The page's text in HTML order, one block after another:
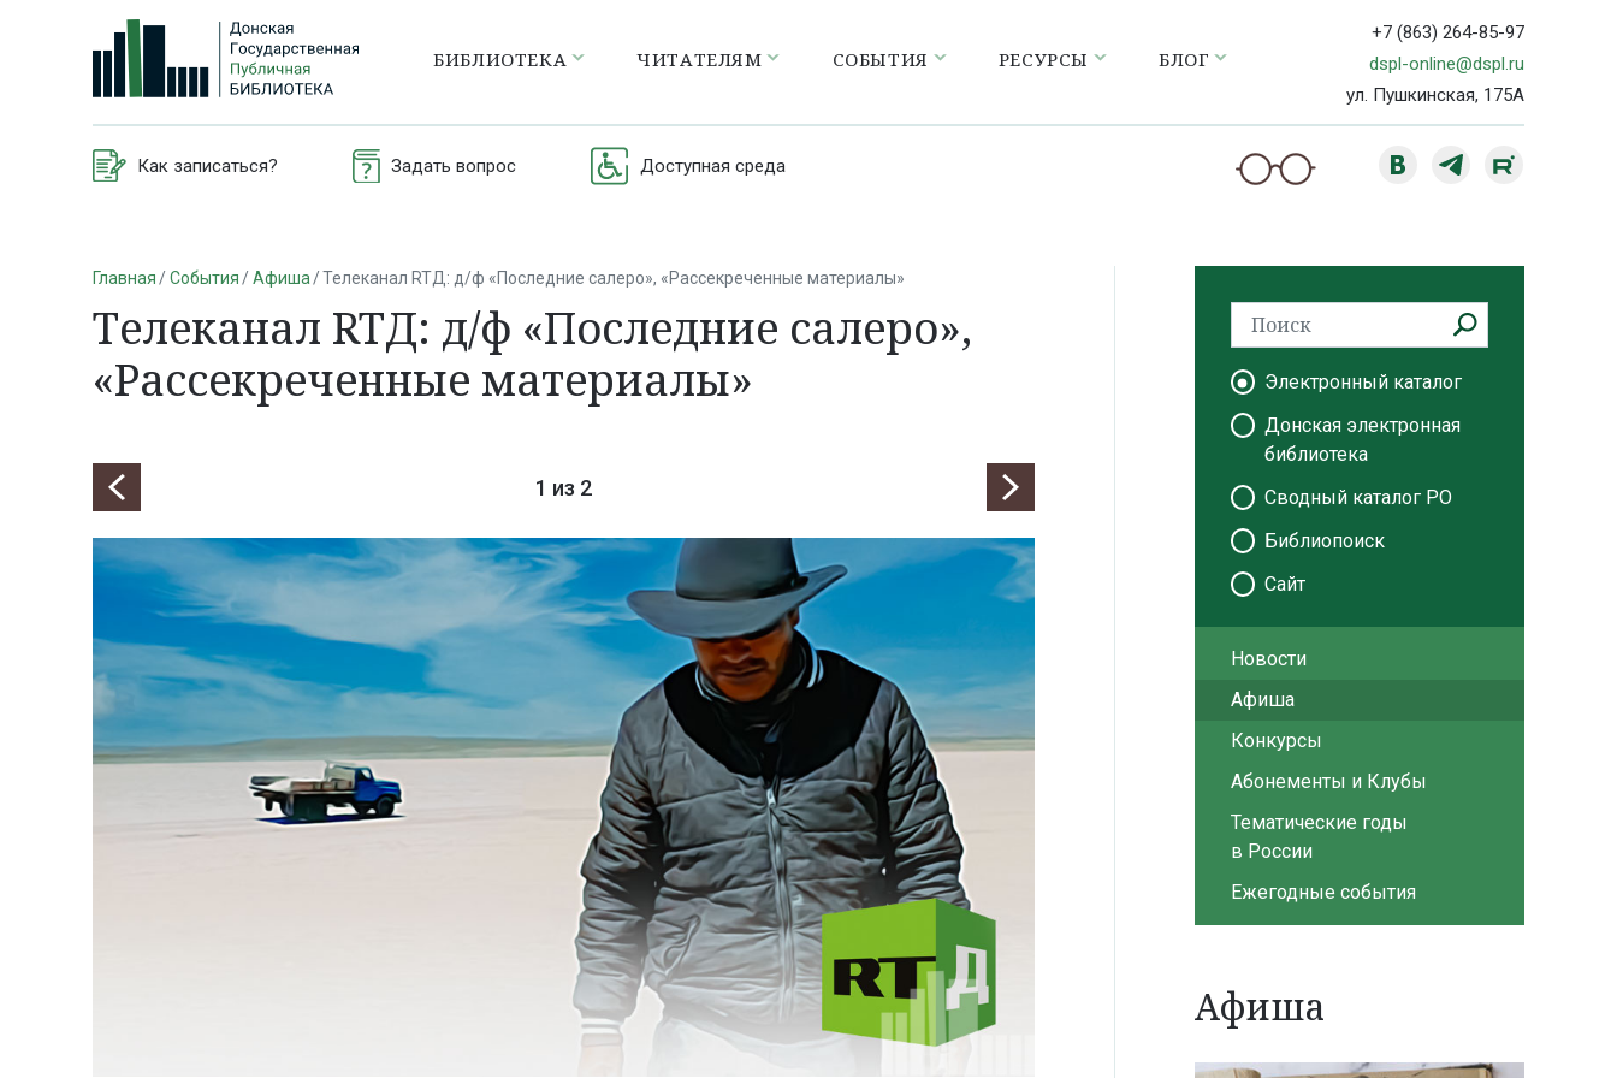
БИБЛИОТЕКА ЧИТАТЕЛЯМ СОБЫТИЯ РЕСУРСЫ БЛОГ
+7 (863) 264-85-97
dspl-online@dspl.ru
ул. Пушкинская, 175А
Как записаться? Задать вопрос Доступная среда
Главная События Афиша Телеканал RTД: д/ф «Последние салеро», «Рассекреченные материалы»
Телеканал RTД: д/ф «Последние салеро»,
«Рассекреченные материалы»
1 из 2
Электронный каталог
Донская электронная
библиотека
Сводный каталог РО
Библиопоиск
Сайт
Новости
Афиша
Конкурсы
Абонементы и Клубы
Тематические годы
в России
Ежегодные события
Афиша